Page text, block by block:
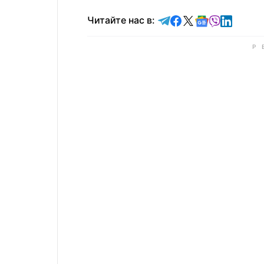
Читайте нас в: Читайте в Telegram
Читайте в
Читайте в X
Читайте в
Читайте